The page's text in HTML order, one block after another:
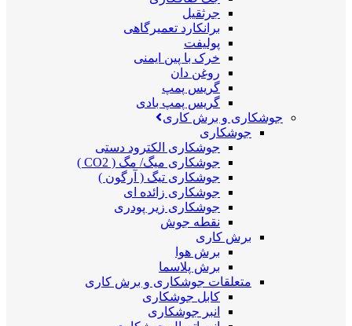
جرثقیل
برانکارد تعمیرگاهی
پولیفت
خرک با پین ایمنی
روغن دان
گریس پمپ
گریس پمپ بادی
جوشکاری و برش کاری
جوشکاری
جوشکاری الکترود دستی
جوشکاری میگ/ مگ ( CO2 )
جوشکاری تیگ ( آرگون )
جوشکاری زائده ای
جوشکاری زیر پودری
نقطه جوش
برش کاری
برش هوا
برش پلاسما
متعلقات جوشکاری و برش کاری
کابل جوشکاری
انبر جوشکاری